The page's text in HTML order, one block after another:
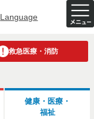
Language
救急医療・消防
健康・医療・
福祉